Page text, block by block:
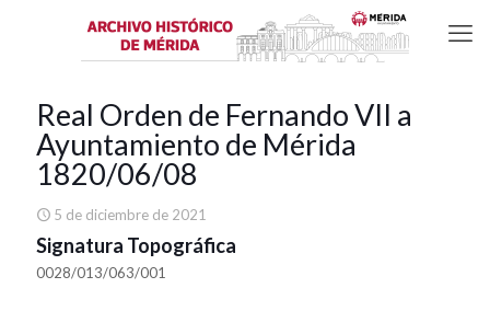
Real Orden de Fernando VII a
Ayuntamiento de Mérida
1820/06/08
5 de diciembre de 2021
Signatura Topográfica
0028/013/063/001